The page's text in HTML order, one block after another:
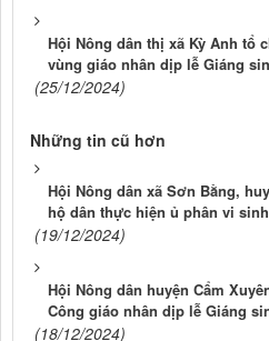
Hội Nông dân thị xã Kỳ Anh tổ
vùng giáo nhân dịp lễ Giáng
(25/12/2024)
Những tin cũ hơn
Hội Nông dân xã Sơn Bằng,
hộ dân thực hiện ủ phân vi sinh
(19/12/2024)
Hội Nông dân huyện Cẩm
Công giáo nhân dịp lễ Giáng
(18/12/2024)